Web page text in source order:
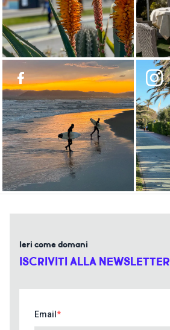
Ieri come domani
ISCRIVITI ALLA NEWSLETTER
Email